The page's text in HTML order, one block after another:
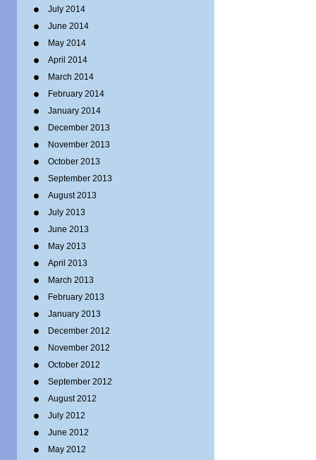
July 2014
June 2014
May 2014
April 2014
March 2014
February 2014
January 2014
December 2013
November 2013
October 2013
September 2013
August 2013
July 2013
June 2013
May 2013
April 2013
March 2013
February 2013
January 2013
December 2012
November 2012
October 2012
September 2012
August 2012
July 2012
June 2012
May 2012